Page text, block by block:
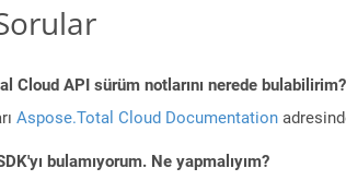
Cloud API sürüm notlarını nerede bulabilirim?
Aspose.Total Cloud Documentation
bulamıyorum. Ne yapmalıyım?